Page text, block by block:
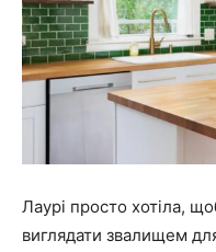
Лаурі просто хотіла,
виглядати звалищем